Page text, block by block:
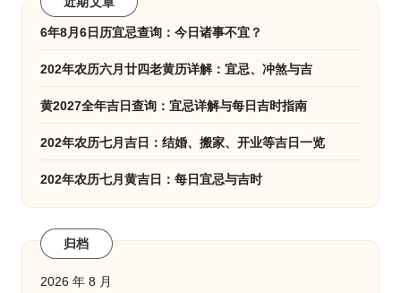
页6年8月6日历宜忌查询：今日诸事不宜？
202年农历六月廿四老黄历详解：宜忌、冲煞与吉
黄2027全年吉日查询：宜忌详解与每日吉时指南
202年农历七月吉日：结婚、搬家、开业等吉日一览
202年农历七月黄吉日：每日宜忌与吉时
归档
2026 年 8 月